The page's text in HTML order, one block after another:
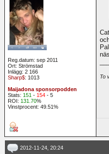
Reg.datum: sep 2011
Ort: Strömstad
Inlägg: 2 166
Sharp$: 1013
Maijadona sponsorpodden
Stats: 151 - 154 - 5
ROI: 131.70%
Vinstprocent: 49.51%
To
2012-11-24, 20:24